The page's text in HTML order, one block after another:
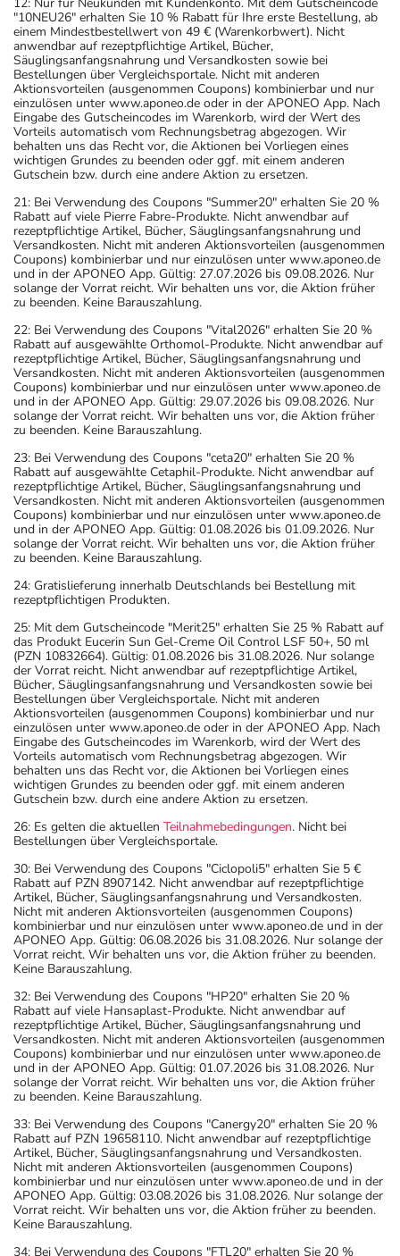
"10NEU26" erhalten Sie 10 % Rabatt für Ihre erste Bestellung, ab
einem Mindestbestellwert von 49 € (Warenkorbwert). Nicht
anwendbar auf rezeptpflichtige Artikel, Bücher,
Säuglingsanfangsnahrung und Versandkosten sowie bei
Bestellungen über Vergleichsportale. Nicht mit anderen
Aktionsvorteilen (ausgenommen Coupons) kombinierbar und nur
einzulösen unter www.aponeo.de oder in der APONEO App. Nach
Eingabe des Gutscheincodes im Warenkorb, wird der Wert des
Vorteils automatisch vom Rechnungsbetrag abgezogen. Wir
behalten uns das Recht vor, die Aktionen bei Vorliegen eines
wichtigen Grundes zu beenden oder ggf. mit einem anderen
Gutschein bzw. durch eine andere Aktion zu ersetzen.
21: Bei Verwendung des Coupons "Summer20" erhalten Sie 20 %
Rabatt auf viele Pierre Fabre-Produkte. Nicht anwendbar auf
rezeptpflichtige Artikel, Bücher, Säuglingsanfangsnahrung und
Versandkosten. Nicht mit anderen Aktionsvorteilen (ausgenommen
Coupons) kombinierbar und nur einzulösen unter www.aponeo.de
und in der APONEO App. Gültig: 27.07.2026 bis 09.08.2026. Nur
solange der Vorrat reicht. Wir behalten uns vor, die Aktion früher
zu beenden. Keine Barauszahlung.
22: Bei Verwendung des Coupons "Vital2026" erhalten Sie 20 %
Rabatt auf ausgewählte Orthomol-Produkte. Nicht anwendbar auf
rezeptpflichtige Artikel, Bücher, Säuglingsanfangsnahrung und
Versandkosten. Nicht mit anderen Aktionsvorteilen (ausgenommen
Coupons) kombinierbar und nur einzulösen unter www.aponeo.de
und in der APONEO App. Gültig: 29.07.2026 bis 09.08.2026. Nur
solange der Vorrat reicht. Wir behalten uns vor, die Aktion früher
zu beenden. Keine Barauszahlung.
23: Bei Verwendung des Coupons "ceta20" erhalten Sie 20 %
Rabatt auf ausgewählte Cetaphil-Produkte. Nicht anwendbar auf
rezeptpflichtige Artikel, Bücher, Säuglingsanfangsnahrung und
Versandkosten. Nicht mit anderen Aktionsvorteilen (ausgenommen
Coupons) kombinierbar und nur einzulösen unter www.aponeo.de
und in der APONEO App. Gültig: 01.08.2026 bis 01.09.2026. Nur
solange der Vorrat reicht. Wir behalten uns vor, die Aktion früher
zu beenden. Keine Barauszahlung.
24: Gratislieferung innerhalb Deutschlands bei Bestellung mit
rezeptpflichtigen Produkten.
25: Mit dem Gutscheincode "Merit25" erhalten Sie 25 % Rabatt auf
das Produkt Eucerin Sun Gel-Creme Oil Control LSF 50+, 50 ml
(PZN 10832664). Gültig: 01.08.2026 bis 31.08.2026. Nur solange
der Vorrat reicht. Nicht anwendbar auf rezeptpflichtige Artikel,
Bücher, Säuglingsanfangsnahrung und Versandkosten sowie bei
Bestellungen über Vergleichsportale. Nicht mit anderen
Aktionsvorteilen (ausgenommen Coupons) kombinierbar und nur
einzulösen unter www.aponeo.de oder in der APONEO App. Nach
Eingabe des Gutscheincodes im Warenkorb, wird der Wert des
Vorteils automatisch vom Rechnungsbetrag abgezogen. Wir
behalten uns das Recht vor, die Aktionen bei Vorliegen eines
wichtigen Grundes zu beenden oder ggf. mit einem anderen
Gutschein bzw. durch eine andere Aktion zu ersetzen.
26: Es gelten die aktuellen Teilnahmebedingungen. Nicht bei
Bestellungen über Vergleichsportale.
30: Bei Verwendung des Coupons "Ciclopoli5" erhalten Sie 5 €
Rabatt auf PZN 8907142. Nicht anwendbar auf rezeptpflichtige
Artikel, Bücher, Säuglingsanfangsnahrung und Versandkosten.
Nicht mit anderen Aktionsvorteilen (ausgenommen Coupons)
kombinierbar und nur einzulösen unter www.aponeo.de und in der
APONEO App. Gültig: 06.08.2026 bis 31.08.2026. Nur solange der
Vorrat reicht. Wir behalten uns vor, die Aktion früher zu beenden.
Keine Barauszahlung.
32: Bei Verwendung des Coupons "HP20" erhalten Sie 20 %
Rabatt auf viele Hansaplast-Produkte. Nicht anwendbar auf
rezeptpflichtige Artikel, Bücher, Säuglingsanfangsnahrung und
Versandkosten. Nicht mit anderen Aktionsvorteilen (ausgenommen
Coupons) kombinierbar und nur einzulösen unter www.aponeo.de
und in der APONEO App. Gültig: 01.07.2026 bis 31.08.2026. Nur
solange der Vorrat reicht. Wir behalten uns vor, die Aktion früher
zu beenden. Keine Barauszahlung.
33: Bei Verwendung des Coupons "Canergy20" erhalten Sie 20 %
Rabatt auf PZN 19658110. Nicht anwendbar auf rezeptpflichtige
Artikel, Bücher, Säuglingsanfangsnahrung und Versandkosten.
Nicht mit anderen Aktionsvorteilen (ausgenommen Coupons)
kombinierbar und nur einzulösen unter www.aponeo.de und in der
APONEO App. Gültig: 03.08.2026 bis 31.08.2026. Nur solange der
Vorrat reicht. Wir behalten uns vor, die Aktion früher zu beenden.
Keine Barauszahlung.
34: Bei Verwendung des Coupons "FTL20" erhalten Sie 20 %